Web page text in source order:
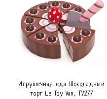
Игрушечная еда Шоколадный
торт Le Toy Van, TV277